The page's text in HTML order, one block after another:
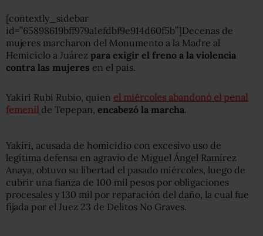
[contextly_sidebar
id=”65898619bff979a1efdbf9e914d60f5b”]Decenas de
mujeres marcharon del Monumento a la Madre al
Hemiciclo a Juárez para exigir el freno a la violencia
contra las mujeres en el país.
Yakiri Rubí Rubio, quien el miércoles abandonó el penal
femenil de Tepepan, encabezó la marcha.
Yakiri, acusada de homicidio con excesivo uso de
legítima defensa en agravio de Miguel Ángel Ramírez
Anaya, obtuvo su libertad el pasado miércoles, luego de
cubrir una fianza de 100 mil pesos por obligaciones
procesales y 130 mil por reparación del daño, la cual fue
fijada por el Juez 23 de Delitos No Graves.